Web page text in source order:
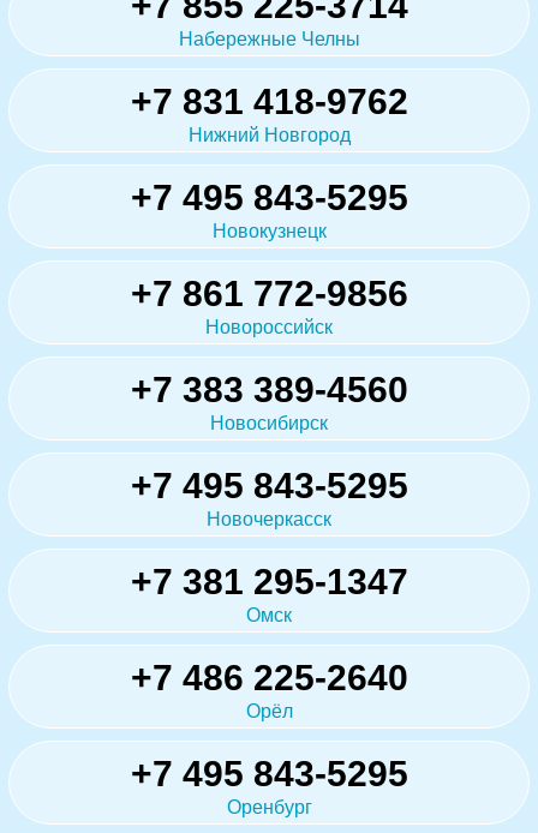
Набережные Челны
+7 831 418-9762
Нижний Новгород
+7 495 843-5295
Новокузнецк
+7 861 772-9856
Новороссийск
+7 383 389-4560
Новосибирск
+7 495 843-5295
Новочеркасск
+7 381 295-1347
Омск
+7 486 225-2640
Орёл
+7 495 843-5295
Оренбург